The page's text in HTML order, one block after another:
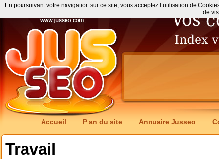
Accueil Plan du site Annuaire Jusseo
Travail
En poursuivant votre navigation sur ce site, vous acceptez l’utilisation de
de